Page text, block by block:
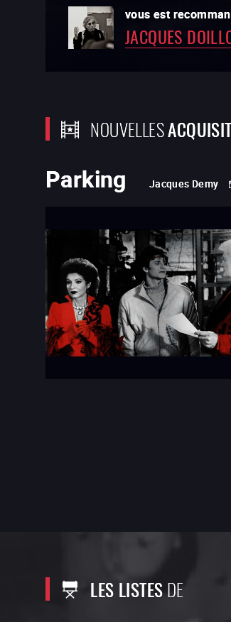
vous est
JACQUES
est l'un des films
NADAV LAPID
NOUVELLES
Parking Jacques Demy
LES LISTESDE